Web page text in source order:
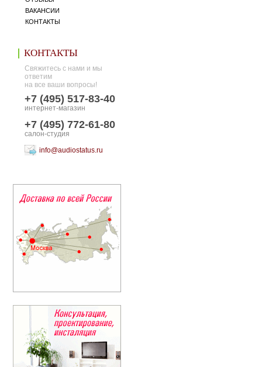
ВАКАНСИИ
КОНТАКТЫ
КОНТАКТЫ
Свяжитесь с нами и мы
ответим
на все ваши вопросы!
+7 (495) 517-83-40
интернет-магазин
+7 (495) 772-61-80
салон-студия
info@audiostatus.ru